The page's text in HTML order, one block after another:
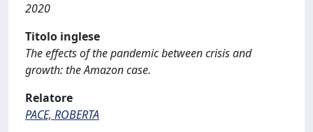
2020
Titolo inglese
The effects of the pandemic between crisis and
growth: the Amazon case.
Relatore
PACE, ROBERTA